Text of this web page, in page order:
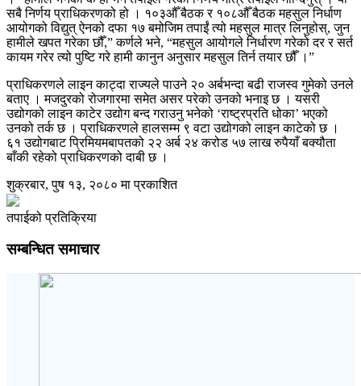
सबै निर्णय प्राधिकरणको हो । १०३औँ बैठक र १०८औँ बैठक महसुल निर्धाण
आयोगको विद्युत् ऐनको दफा १७ बमोजिम तपाईं त्यो महसुल मात्र लिनुहोस्, जुन
हामीले खपत गरेका छौँ,” कर्णले भने, “महसुल आयोगले निर्धारण गरेको दर र सर्त
कायम गरेर त्यो पुष्टि गरे हामी कानुन अनुसार महसुल तिर्न तयार छौँ ।”
प्राधिकरणले लाइन काट्दा राज्यले पाउने २० अर्बभन्दा बढी राजस्व गुमेको उनले
बताए । मजदुरको रोजगारमा समेत असर परेको उनको भनाइ छ । यसरी
उद्योगको लाइन काटेर उद्योग बन्द गराउनु भनेको ‘राष्ट्रप्रति धोका’ भएको
उनको तर्क छ । प्राधिकरणले हालसम्म ९ वटा उद्योगको लाइन काटेको छ ।
६१ उद्योगबाट प्रिमियमबापतको २२ अर्ब २४ करोड ५७ लाख रुपैयाँ बक्यौता
बाँकी रहेको प्राधिकरणको दाबी छ ।
शुक्रबार, पुष १३, २०८० मा प्रकाशित
तपाईको प्रतिक्रिया
सम्बन्धित समाचार